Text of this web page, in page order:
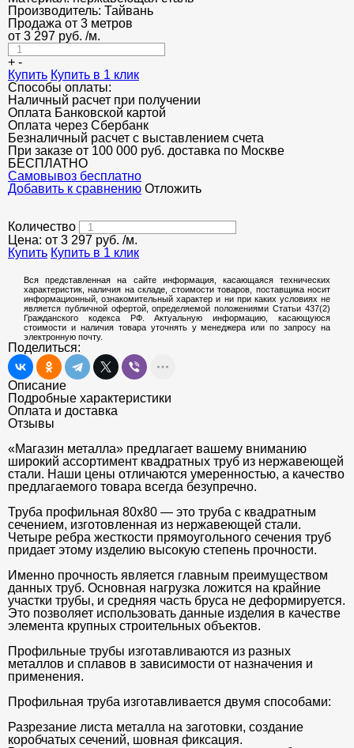
ДЕКОР НЕРЖАВЕЙКА
ОГРАЖДЕНИЯ ДЛЯ ЛЕСТНИЦ
ЭЛЕКТРОДЫ
ДЕКОРАТИВНЫЙ УГОЛОК
МЕТАЛЛИЧЕСКИЕ ПОРОГИ НАПОЛЬНЫЕ (ДЛЯ ПОЛА),
РАСКЛАДКА, ПЛИНТУС
ПОТОЛКИ
АКЦИИ
Производитель: Тайвань
Продажа от 3 метров
от 3 297 руб. /м.
+ -
Купить Купить в 1 клик
Способы оплаты:
Наличный расчет при получении
Оплата Банковской картой
Оплата через Сбербанк
Безналичный расчет с выставлением счета
При заказе от 100 000 руб. доставка по Москве
БЕСПЛАТНО
Cамовывоз бесплатно
Добавить к сравнению Отложить
Количество
Цена: от 3 297 руб. /м.
Купить Купить в 1 клик
Вся представленная на сайте информация, касающаяся технических
характеристик, наличия на складе, стоимости товаров, поставщика носит
информационный, ознакомительный характер и ни при каких условиях не
является публичной офертой, определяемой положениями Статьи 437(2)
Гражданского кодекса РФ. Актуальную информацию, касающуюся
стоимости и наличия товара уточнять у менеджера или по запросу на
электронную почту.
Поделиться:
Описание
Подробные характеристики
Оплата и доставка
Отзывы
«Магазин металла» предлагает вашему вниманию
широкий ассортимент квадратных труб из нержавеющей
стали. Наши цены отличаются умеренностью, а качество
предлагаемого товара всегда безупречно.
Труба профильная 80х80 — это труба с квадратным
сечением, изготовленная из нержавеющей стали.
Четыре ребра жесткости прямоугольного сечения труб
придает этому изделию высокую степень прочности.
Именно прочность является главным преимуществом
данных труб. Основная нагрузка ложится на крайние
участки трубы, и средняя часть бруса не деформируется.
Это позволяет использовать данные изделия в качестве
элемента крупных строительных объектов.
Профильные трубы изготавливаются из разных
металлов и сплавов в зависимости от назначения и
применения.
Профильная труба изготавливается двумя способами:
Разрезание листа металла на заготовки, создание
коробчатых сечений, шовная фиксация.